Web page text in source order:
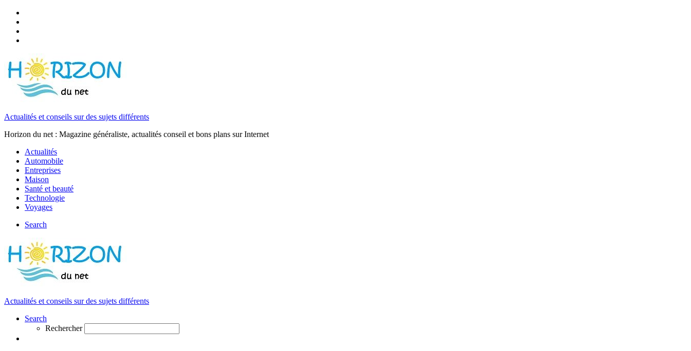
Actualités et conseils sur des sujets différents
Horizon du net : Magazine généraliste, actualités conseil et bons plans sur Internet
Actualités
Automobile
Entreprises
Maison
Santé et beauté
Technologie
Voyages
Search
Actualités et conseils sur des sujets différents
Search
Rechercher